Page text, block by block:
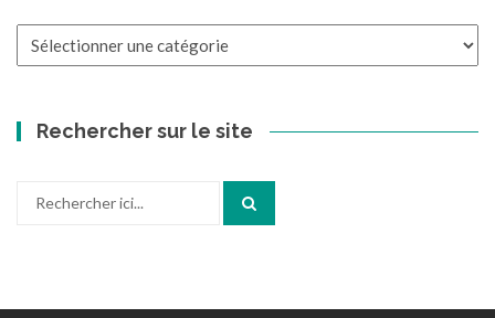
Catégories
Rechercher sur le site